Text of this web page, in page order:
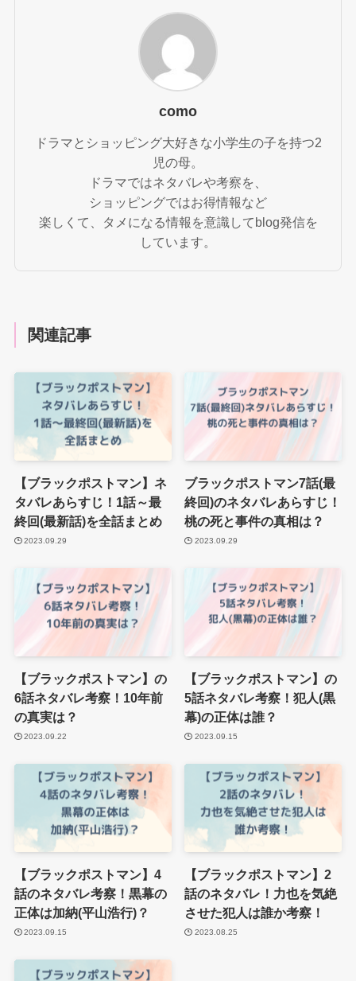
como
ドラマとショッピング大好きな小学生の子を持つ2
児の母。
ドラマではネタバレや考察を、
ショッピングではお得情報など
楽しくて、タメになる情報を意識してblog発信を
しています。
関連記事
【ブラックポストマン】ネ
タバレあらすじ！1話～最
終回(最新話)を全話まとめ
2023.09.29
ブラックポストマン7話(最
終回)のネタバレあらすじ！
桃の死と事件の真相は？
2023.09.29
【ブラックポストマン】の
6話ネタバレ考察！10年前
の真実は？
2023.09.22
【ブラックポストマン】の
5話ネタバレ考察！犯人(黒
幕)の正体は誰？
2023.09.15
【ブラックポストマン】4
話のネタバレ考察！黒幕の
正体は加納(平山浩行)？
2023.09.15
【ブラックポストマン】2
話のネタバレ！力也を気絶
させた犯人は誰か考察！
2023.08.25